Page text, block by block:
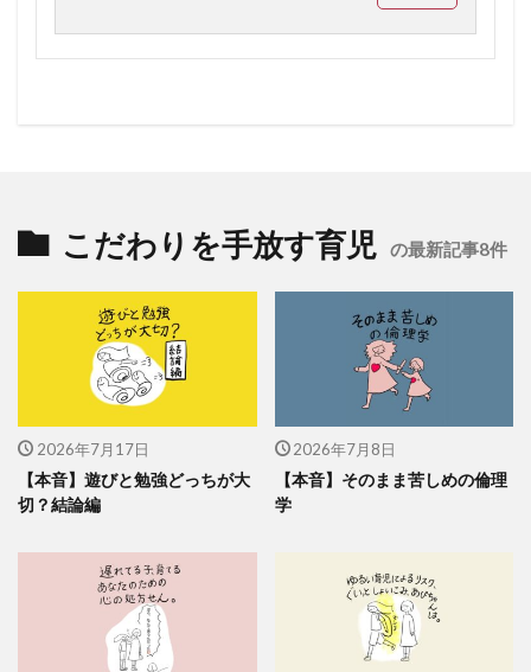
こだわりを手放す育児 の最新記事8件
2026年7月17日
【本音】遊びと勉強どっちが大
切？結論編
2026年7月8日
【本音】そのまま苦しめの倫理
学